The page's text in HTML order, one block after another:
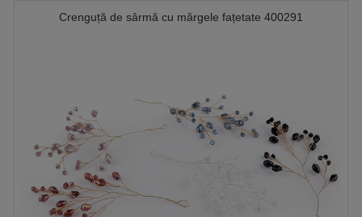
Crenguță de sârmă cu mărgele fațetate 400291